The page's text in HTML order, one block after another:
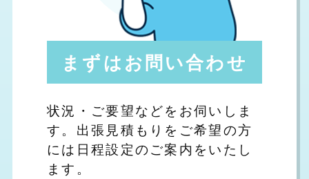
まずはお問い合わせ
状況・ご要望などをお伺いしま
す。出張見積もりをご希望の方
には日程設定のご案内をいたし
ます。